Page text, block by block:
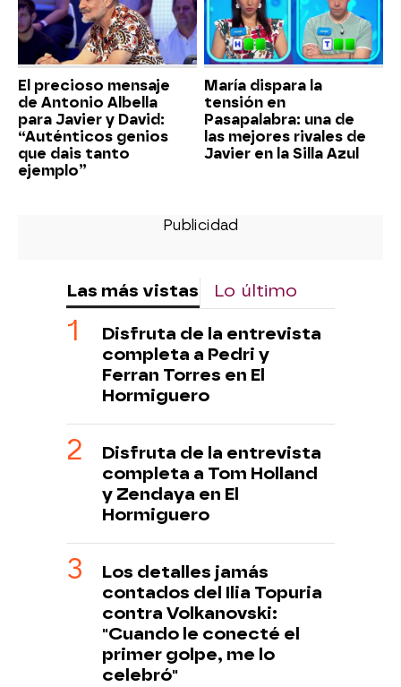
El precioso mensaje
de Antonio Albella
para Javier y David:
“Auténticos genios
que dais tanto
ejemplo”
María dispara la
tensión en
Pasapalabra: una de
las mejores rivales de
Javier en la Silla Azul
Las más vistas Lo último
Disfruta de la entrevista
completa a Pedri y
Ferran Torres en El
Hormiguero
Disfruta de la entrevista
completa a Tom Holland
y Zendaya en El
Hormiguero
Los detalles jamás
contados del Ilia Topuria
contra Volkanovski:
"Cuando le conecté el
primer golpe, me lo
celebró"